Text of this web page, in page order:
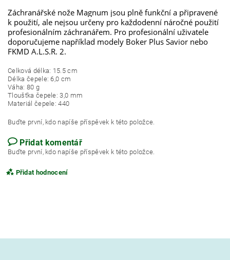
Záchranářské nože Magnum jsou plně funkční a připravené
k použití, ale nejsou určeny pro každodenní náročné použití
profesionálním záchranářem. Pro profesionální uživatele
doporučujeme například modely Boker Plus Savior nebo
FKMD A.L.S.R. 2.
Celková délka: 15.5 cm
Délka čepele: 6,0 cm
Váha: 80 g
Tloušťka čepele: 3,0 mm
Materiál čepele: 440
Buďte první, kdo napíše příspěvek k této položce.
Přidat komentář
Buďte první, kdo napíše příspěvek k této položce.
Přidat hodnocení